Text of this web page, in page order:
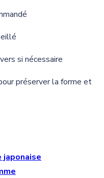
si nécessaire
préserver la forme et